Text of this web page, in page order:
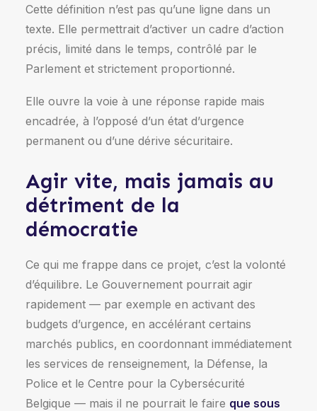
Cette définition n’est pas qu’une ligne dans un
texte. Elle permettrait d’activer un cadre d’action
précis, limité dans le temps, contrôlé par le
Parlement et strictement proportionné.
Elle ouvre la voie à une réponse rapide mais
encadrée, à l’opposé d’un état d’urgence
permanent ou d’une dérive sécuritaire.
Agir vite, mais jamais au
détriment de la
démocratie
Ce qui me frappe dans ce projet, c’est la volonté
d’équilibre. Le Gouvernement pourrait agir
rapidement — par exemple en activant des
budgets d’urgence, en accélérant certains
marchés publics, en coordonnant immédiatement
les services de renseignement, la Défense, la
Police et le Centre pour la Cybersécurité
Belgique — mais il ne pourrait le faire que sous